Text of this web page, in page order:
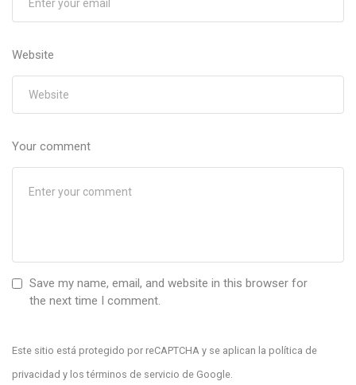
Website
Your comment
Save my name, email, and website in this browser for
the next time I comment.
Este sitio está protegido por reCAPTCHA y se aplican la política de
privacidad y lostérminos de servicio de Google.